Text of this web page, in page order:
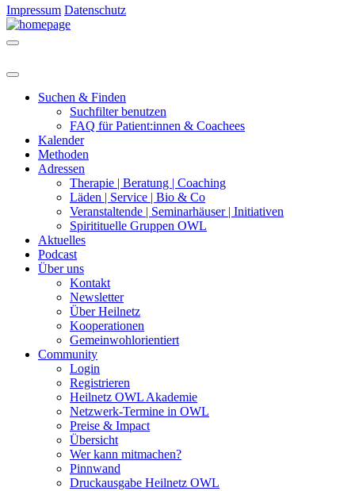
Impressum Datenschutz
Suchen & Finden
Suchfilter benutzen
FAQ für Patient:innen & Coachees
Kalender
Methoden
Adressen
Therapie | Beratung | Coaching
Läden | Service | Bio & Co
Veranstaltende | Seminarhäuser | Initiativen
Spiritituelle Gruppen OWL
Aktuelles
Podcast
Über uns
Kontakt
Newsletter
Über Heilnetz
Kooperationen
Gemeinwohlorientiert
Community
Login
Registrieren
Heilnetz OWL Akademie
Netzwerk-Termine in OWL
Preise & Impact
Übersicht
Wer kann mitmachen?
Pinnwand
Druckausgabe Heilnetz OWL